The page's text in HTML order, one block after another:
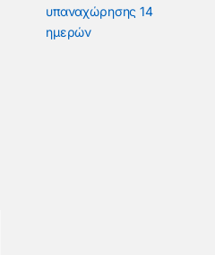
υπαναχώρησης 14
ημερών